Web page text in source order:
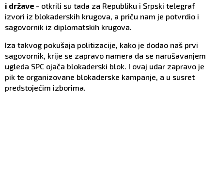
i države - otkrili su tada za Republiku i Srpski telegraf
izvori iz blokaderskih krugova, a priču nam je potvrdio i
sagovornik iz diplomatskih krugova.
Iza takvog pokušaja politizacije, kako je dodao naš prvi
sagovornik, krije se zapravo namera da se narušavanjem
ugleda SPC ojača blokaderski blok. I ovaj udar zapravo je
pik te organizovane blokaderske kampanje, a u susret
predstojećim izborima.